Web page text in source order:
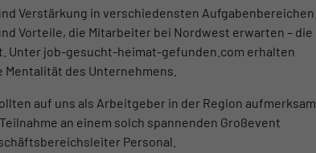
Verstärkung in verschiedensten Aufgabenbereichen.
Vorteile, die Mitarbeiter bei Nordwest erwarten – die
Unter job-gesucht-heimat-gefunden.com erhalten
des Unternehmens.
auf uns als Arbeitgeber in der Region aufmerksam
an einem solch spannenden Großevent
Personal.